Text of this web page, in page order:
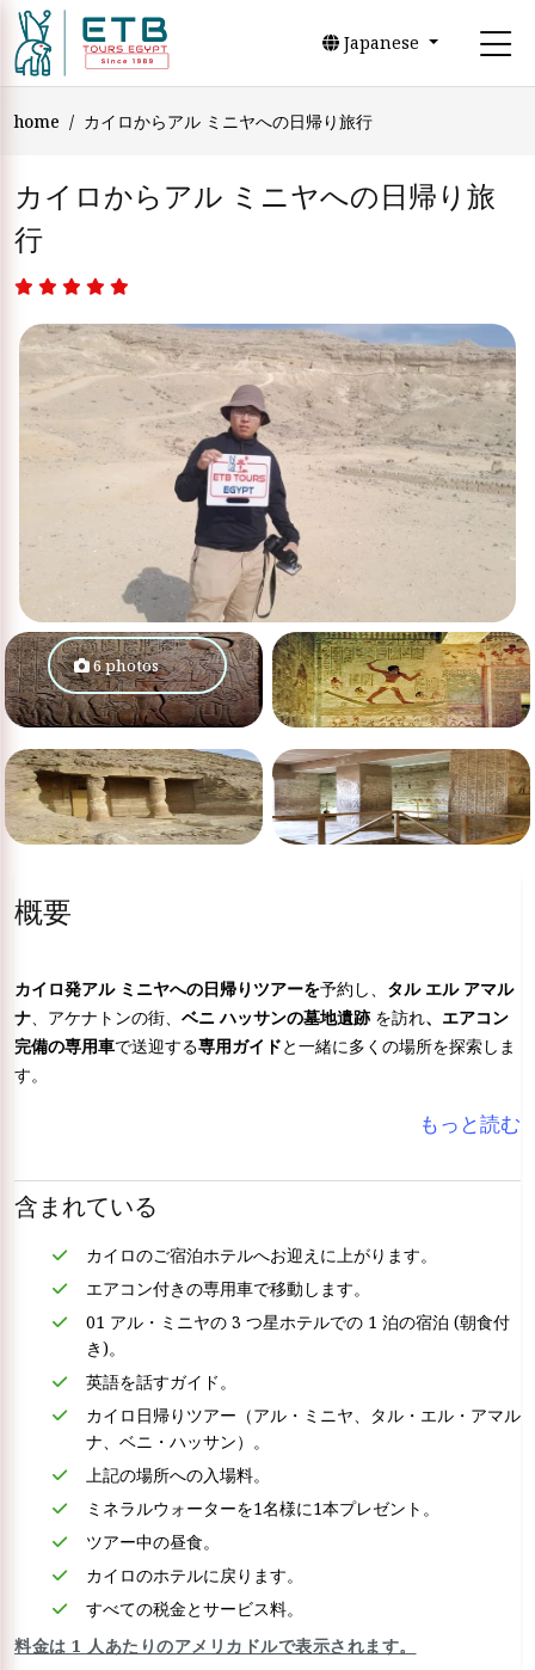
Japanese
home カイロからアル ミニヤへの日帰り旅行
カイロからアル ミニヤへの日帰り旅
行
6 photos
概要
カイロ発アル ミニヤへの日帰りツアーを予約し、 タル エル アマル
ナ、アケナトンの街、 ベニ ハッサンの墓地遺跡 を訪れ、エアコン
完備の専用車で送迎する専用ガイドと一緒に多くの場所を探索しま
す。
もっと読む
含まれている
カイロのご宿泊ホテルへお迎えに上がります。
エアコン付きの専用車で移動します。
01 アル・ミニヤの 3 つ星ホテルでの 1 泊の宿泊 (朝食付
き)。
英語を話すガイド。
カイロ日帰りツアー（アル・ミニヤ、タル・エル・アマル
ナ、ベニ・ハッサン）。
上記の場所への入場料。
ミネラルウォーターを1名様に1本プレゼント。
ツアー中の昼食。
カイロのホテルに戻ります。
すべての税金とサービス料。
料金は 1 人あたりのアメリカドルで表示されます。